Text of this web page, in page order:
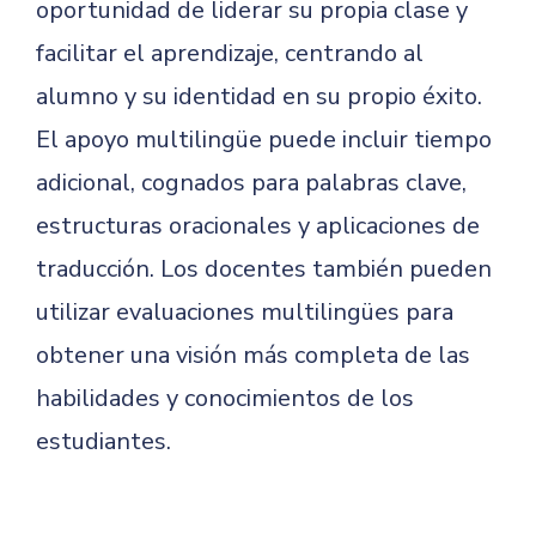
oportunidad de liderar su propia clase y
facilitar el aprendizaje, centrando al
alumno y su identidad en su propio éxito.
El apoyo multilingüe puede incluir tiempo
adicional, cognados para palabras clave,
estructuras oracionales y aplicaciones de
traducción. Los docentes también pueden
utilizar evaluaciones multilingües para
obtener una visión más completa de las
habilidades y conocimientos de los
estudiantes.